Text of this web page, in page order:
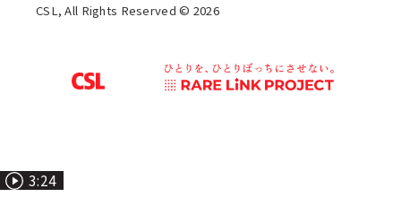
7:10
3:29
3:24
CSL, All Rights Reserved © 2026